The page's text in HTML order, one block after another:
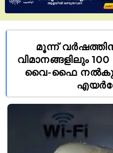
മൂന്ന്
വിമാനങ്ങളിലും
വൈ-ഫൈ